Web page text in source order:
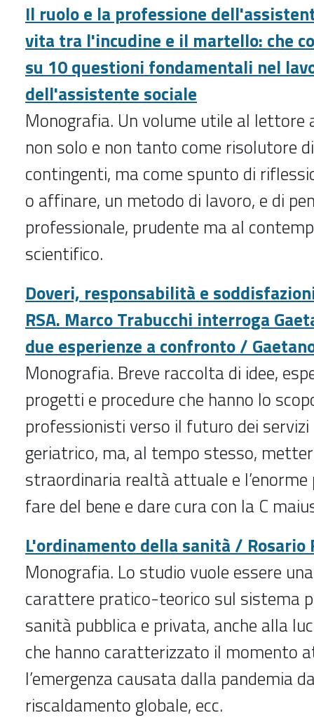
Il ruolo e la professione
vita tra l'incudine e il martello: che
su 10 questioni fondamentali nel
dell'assistente sociale
Monografia. Un volume utile al lettore
non solo e non tanto come risolutore
contingenti, ma come spunto di
o affinare, un metodo di lavoro, e di
professionale, prudente ma al
scientifico.
Doveri, responsabilità e
RSA. Marco Trabucchi interroga
due esperienze a confronto /
Monografia. Breve raccolta di idee,
progetti e procedure che hanno lo
professionisti verso il futuro dei servizi
geriatrico, ma, al tempo stesso,
straordinaria realtà attuale e
fare del bene e dare cura con la C
L'ordinamento della sanità / Rosario
Monografia. Lo studio vuole essere
carattere pratico-teorico sul sistema
sanità pubblica e privata, anche alla
che hanno caratterizzato il momento
l’emergenza causata dalla pandemia
riscaldamento globale, ecc.